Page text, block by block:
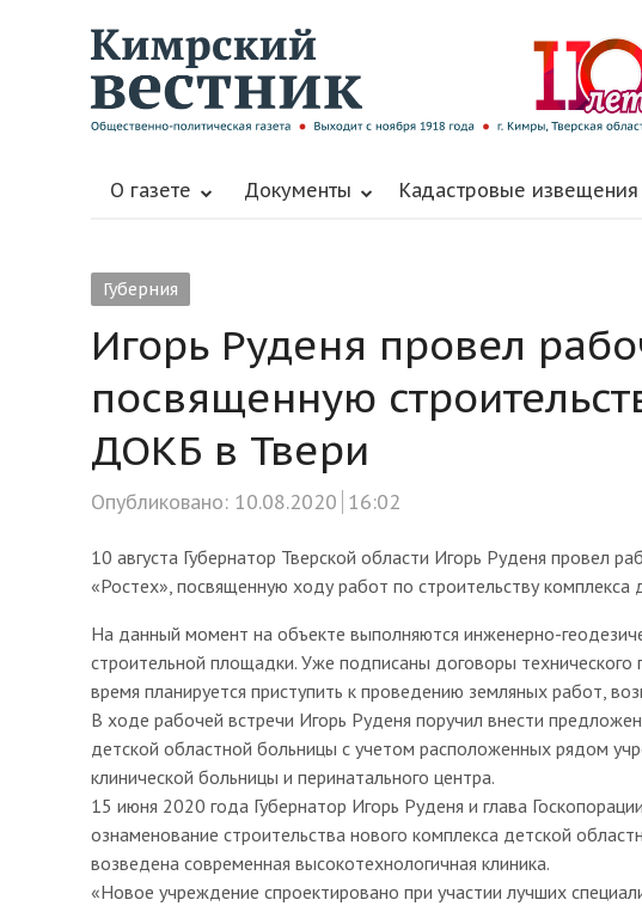
О газете Документы Кадастровые извещения
Губерния
Игорь Руденя провел
посвященную
ДОКБ в Твери
Опубликовано: 10.08.2020 16:02
10 августа Губернатор Тверской области Игорь Руденя провел
«Ростех», посвященную ходу работ по строительству
На данный момент на объекте выполняются инженерно-
строительной площадки. Уже подписаны договоры
время планируется приступить к проведению земляных работ,
В ходе рабочей встречи Игорь Руденя поручил внести
детской областной больницы с учетом расположенных рядом
клинической больницы и перинатального центра.
15 июня 2020 года Губернатор Игорь Руденя и глава
ознаменование строительства нового комплекса детской
возведена современная высокотехнологичная клиника.
«Новое учреждение спроектировано при участии лучших